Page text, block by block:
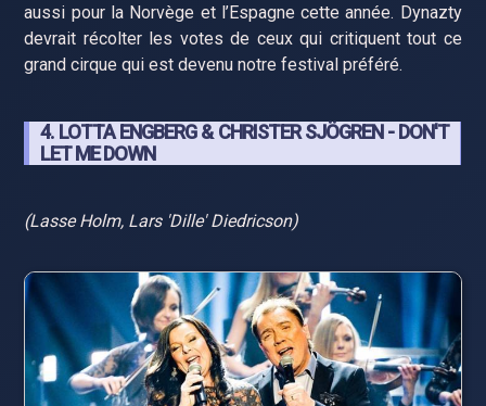
aussi pour la Norvège et l’Espagne cette année. Dynazty
devrait récolter les votes de ceux qui critiquent tout ce
grand cirque qui est devenu notre festival préféré.
4. LOTTA ENGBERG & CHRISTER SJÖGREN - DON'T
LET ME DOWN
(Lasse Holm, Lars 'Dille' Diedricson)